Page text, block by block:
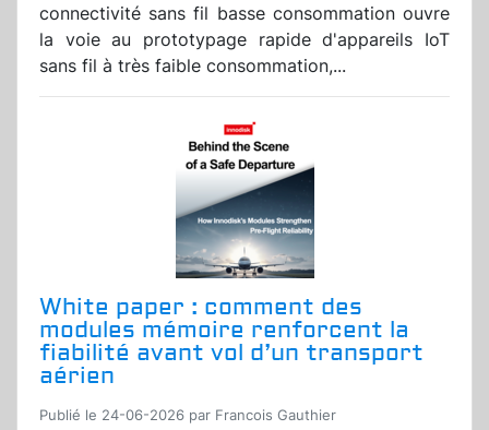
connectivité sans fil basse consommation ouvre
la voie au prototypage rapide d'appareils IoT
sans fil à très faible consommation,...
White paper : comment des
modules mémoire renforcent la
fiabilité avant vol d’un transport
aérien
Publié le 24-06-2026 par Francois Gauthier